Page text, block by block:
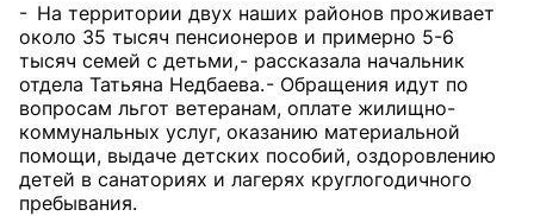
- На территории двух наших районов проживает
около 35 тысяч пенсионеров и примерно 5-6
тысяч семей с детьми, - рассказала начальник
отдела Татьяна Недбаева. - Обращения идут по
вопросам льгот ветеранам, оплате жилищно-
коммунальных услуг, оказанию материальной
помощи, выдаче детских пособий, оздоровлению
детей в санаториях и лагерях круглогодичного
пребывания.